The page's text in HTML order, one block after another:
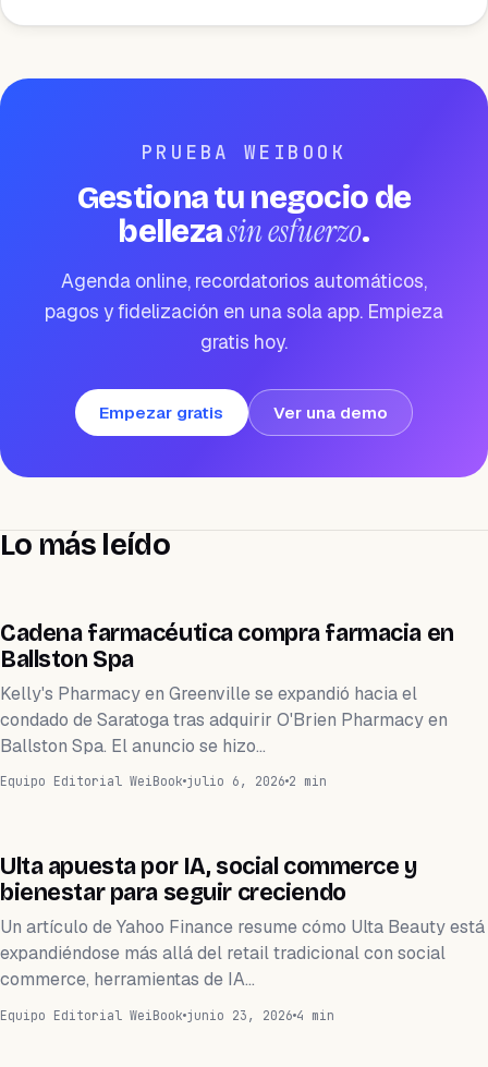
PRUEBA WEIBOOK
Gestiona tu negocio de
bellezasin esfuerzo.
Agenda online, recordatorios automáticos,
pagos y fidelización en una sola app. Empieza
gratis hoy.
Empezar gratis Ver una demo
Lo más leído
NEGOCIOS
Cadena farmacéutica compra farmacia en
Ballston Spa
Kelly's Pharmacy en Greenville se expandió hacia el
condado de Saratoga tras adquirir O'Brien Pharmacy en
Ballston Spa. El anuncio se hizo…
Equipo Editorial WeiBook julio 6, 2026 2 min
NEGOCIOS
Ulta apuesta por IA, social commerce y
bienestar para seguir creciendo
Un artículo de Yahoo Finance resume cómo Ulta Beauty está
expandiéndose más allá del retail tradicional con social
commerce, herramientas de IA…
Equipo Editorial WeiBook junio 23, 2026 4 min